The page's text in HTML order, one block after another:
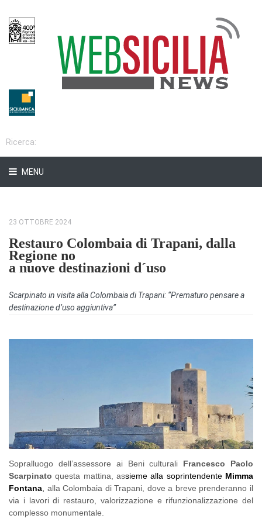
MENU
23 OTTOBRE 2024
Restauro Colombaia di Trapani, dalla
Regione no
a nuove destinazioni d´uso
Scarpinato in visita alla Colombaia di Trapani: “Prematuro pensare a
destinazione d’uso aggiuntiva”
Sopralluogo dell’assessore ai Beni culturali Francesco Paolo
Scarpinato questa mattina, assieme alla soprintendente Mimma
Fontana alla Colombaia di Trapani, dove a breve prenderanno il
via i lavori di restauro, valorizzazione e rifunzionalizzazione del
complesso monumentale.